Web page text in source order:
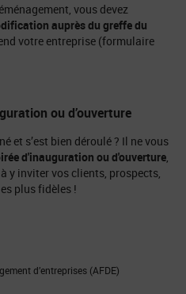
vous devez
auprès du greffe du
votre entreprise (formulaire
ou d’ouverture
et s’est bien déroulé ? Il ne vous
d'inauguration ou d'ouverture,
y inviter vos clients, prospects,
plus fidèles !
d’entreprises (AFDE)